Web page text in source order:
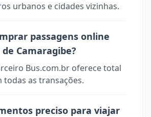
urbanos e cidades vizinhas.
passagens online
Camaragibe?
Bus.com.br oferece total
todas as transações.
preciso para viajar